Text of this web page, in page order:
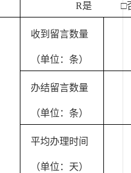
R是 □
收到留言数量
（单位：条）
办结留言数量
（单位：条）
平均办理时间
（单位：天）